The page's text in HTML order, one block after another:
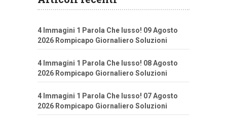
4 Immagini 1 Parola Che lusso! 09 Agosto
2026 Rompicapo Giornaliero Soluzioni
4 Immagini 1 Parola Che lusso! 08 Agosto
2026 Rompicapo Giornaliero Soluzioni
4 Immagini 1 Parola Che lusso! 07 Agosto
2026 Rompicapo Giornaliero Soluzioni